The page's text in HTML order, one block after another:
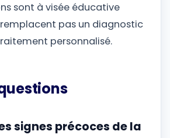
sont à visée éducative
pas un diagnostic
personnalisé.
signes précoces de la